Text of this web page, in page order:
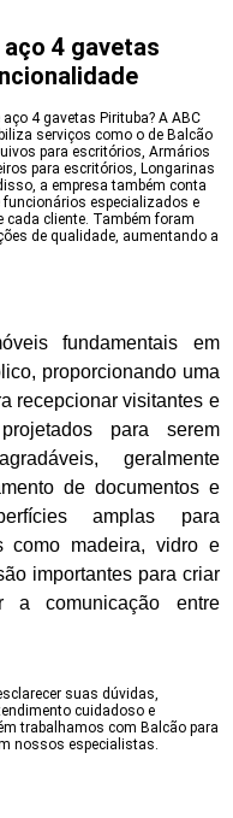
4 gavetas
4 gavetas Pirituba? A ABC
serviços como o de Balcão
para escritórios, Armários
para escritórios, Longarinas
a empresa também conta
especializados e
cada cliente. Também foram
de qualidade, aumentando a
fundamentais em
proporcionando uma
recepcionar visitantes e
para serem
geralmente
de documentos e
amplas para
como madeira, vidro e
importantes para criar
a comunicação entre
suas dúvidas,
cuidadoso e
trabalhamos com Balcão para
nossos especialistas.